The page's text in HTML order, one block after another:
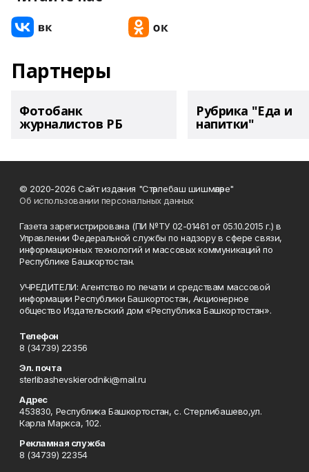
Партнеры
Фотобанк
журналистов РБ
Рубрика "Еда и
напитки"
© 2020-2026 Сайт издания "Стәрлебаш шишмәләре"
Об использовании персональных данных
Газета зарегистрирована (ПИ №ТУ 02-01461 от 05.10.2015 г.) в
Управлении Федеральной службы по надзору в сфере связи,
информационных технологий и массовых коммуникаций по
Республике Башкортостан.
УЧРЕДИТЕЛИ: Агентство по печати и средствам массовой
информации Республики Башкортостан, Акционерное
общество Издательский дом «Республика Башкортостан».
Телефон
8 (34739) 22356
Эл. почта
sterlibashevskierodniki@mail.ru
Адрес
453830, Республика Башкортостан, c. Стерлибашево,ул.
Карла Маркса, 102.
Рекламная служба
8 (34739) 22354